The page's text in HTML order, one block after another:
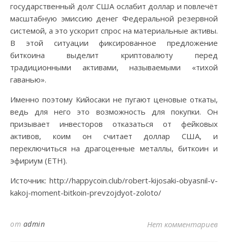
государственный долг США ослабит доллар и повлечёт
масштабную эмиссию денег Федеральной резервной
системой, а это ускорит спрос на материальные активы.
В этой ситуации фиксированное предложение
биткоина выделит криптовалюту перед
традиционными активами, называемыми «тихой
гаванью».
Именно поэтому Кийосаки не пугают ценовые откаты,
ведь для него это возможность для покупки. Он
призывает инвесторов отказаться от фейковых
активов, коим он считает доллар США, и
переключиться на драгоценные металлы, биткоин и
эфириум (ETH).
Источник: http://happycoin.club/robert-kijosaki-obyasnil-v-
kakoj-moment-bitkoin-prevzojdyot-zoloto/
от admin Нет комментариев